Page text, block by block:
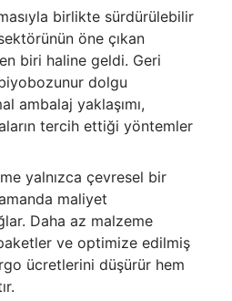
birlikte sürdürülebilir
öne çıkan
biri haline geldi. Geri
dolgu
ambalaj yaklaşımı,
tercih ettiği yöntemler
yalnızca çevresel bir
maliyet
Daha az malzeme
ve optimize edilmiş
ücretlerini düşürür hem